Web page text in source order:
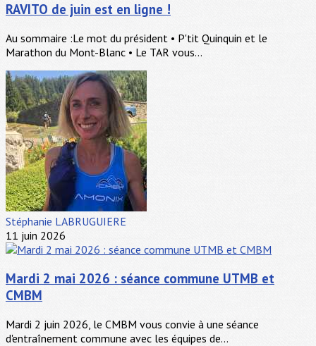
RAVITO de juin est en ligne !
Au sommaire :Le mot du président • P'tit Quinquin et le
Marathon du Mont-Blanc • Le TAR vous...
Stéphanie LABRUGUIERE
11 juin 2026
Mardi 2 mai 2026 : séance commune UTMB et
CMBM
Mardi 2 juin 2026, le CMBM vous convie à une séance
d'entraînement commune avec les équipes de...